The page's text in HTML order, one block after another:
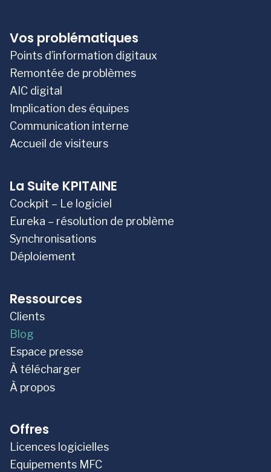
Vos problématiques
Points d’information digitaux
Remontée de problèmes
AIC digital
Implication des équipes
Communication interne
Accueil de visiteurs
La Suite KPITAINE
Cockpit – Le logiciel
Eureka – résolution de problème
Synchronisations
Déploiement
Ressources
Clients
Blog
Espace presse
À télécharger
À propos
Offres
Licences logicielles
Equipements MFC